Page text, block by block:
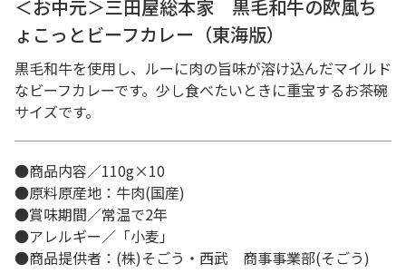
＜お中元＞三田屋総本家 黒毛和牛の欧風ち
ょこっとビーフカレー（東海版）
黒毛和牛を使用し、ルーに肉の旨味が溶け込んだマイルド
なビーフカレーです。少し食べたいときに重宝するお茶碗
サイズです。
●商品内容／110g×10
●原料原産地：牛肉(国産)
●賞味期間／常温で2年
●アレルギー／「小麦」
●商品提供者：(株)そごう・西武 商事事業部(そごう)